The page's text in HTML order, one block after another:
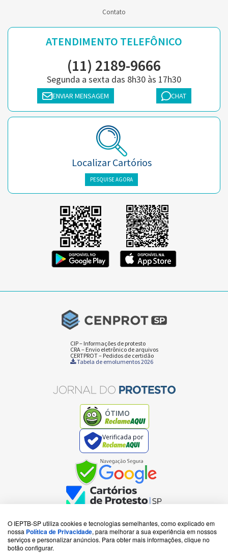
Contato
ATENDIMENTO TELEFÔNICO
(11) 2189-9666
Segunda a sexta das 8h30 às 17h30
ENVIAR MENSAGEM CHAT
Localizar Cartórios
PESQUISE AGORA
CIP – Informações de protesto
CRA – Envio eletrônico de arquivos
CERTPROT – Pedidos de certidão
Tabela de emolumentos 2026
ÓTIMO
Verificada por
Copyright IEPTB-SP - Todos os direitos reservados
V:3 / 3
O IEPTB-SP utiliza cookies e tecnologias semelhantes, como explicado em
nossa Política de Privacidade, para melhorar a sua experiência em nossos
serviços e personalizar anúncios. Para obter mais informações, clique no
botão configurar.